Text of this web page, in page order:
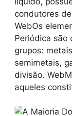
condutores
WebOs
Periódica são
grupos:
semimetais,
divisão.
aqueles